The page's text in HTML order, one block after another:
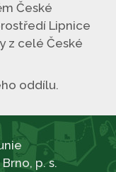
České
Lipnice
z celé České
oddílu.
p. s.